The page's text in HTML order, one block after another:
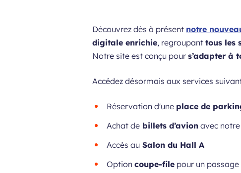
Découvrez dès à présent notre
digitale enrichie, regroupanttous les
Notresite est conçu pours’adapter à
Accédez désormais aux services
Réservation d'une place de
Achat debillets d’avionavec
Accès auSalon du Hall A
Option coupe-filepour un passage